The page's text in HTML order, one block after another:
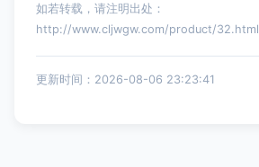
如若转载，请注明出处：
http://www.cljwgw.com/product/32.html
更新时间：2026-08-06 23:23:41